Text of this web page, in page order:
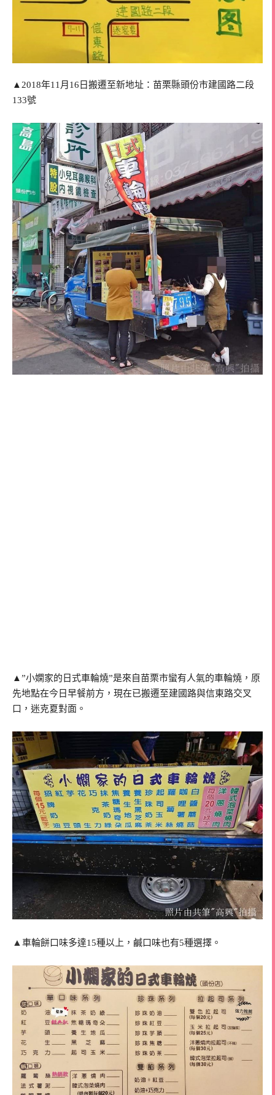
▲2018年11月16日搬遷至新地址：苗栗縣頭份市建國路二段
133號
▲”小嫻家的日式車輪燒”是來自苗栗市蠻有人氣的車輪燒，原
先地點在今日早餐前方，現在已搬遷至建國路與信東路交叉
口，迷克夏對面。
▲車輪餅口味多達15種以上，鹹口味也有5種選擇。